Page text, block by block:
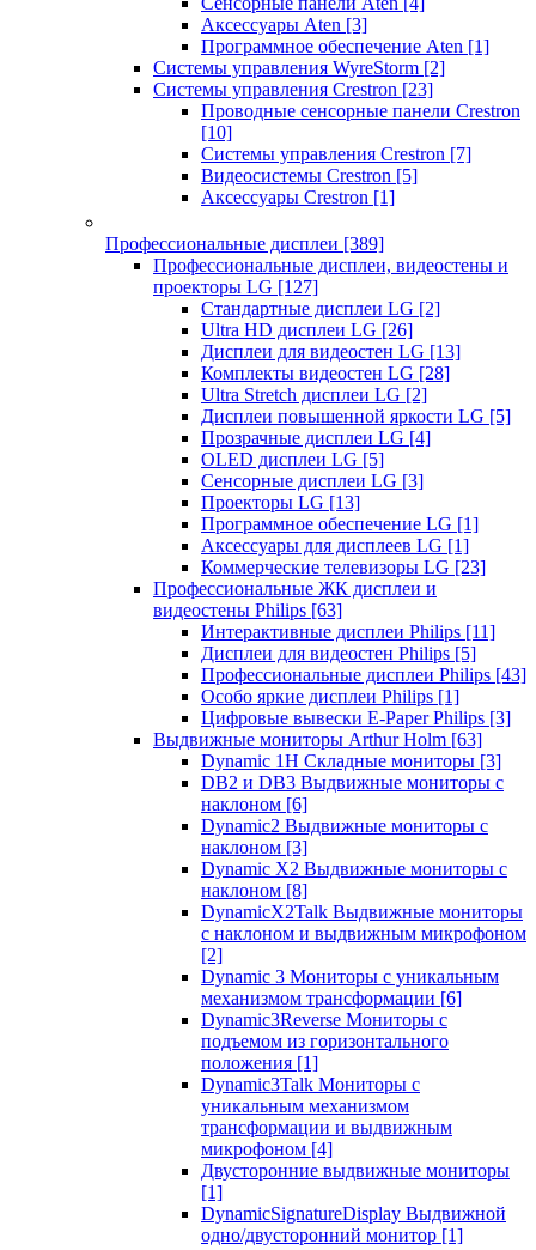
Аксессуары Aten [3]
Программное обеспечение Aten [1]
Системы управления WyreStorm [2]
Системы управления Crestron [23]
Проводные сенсорные панели Crestron
[10]
Системы управления Crestron [7]
Видеосистемы Crestron [5]
Аксессуары Crestron [1]
Профессиональные дисплеи [389]
Профессиональные дисплеи, видеостены и
проекторы LG [127]
Стандартные дисплеи LG [2]
Ultra HD дисплеи LG [26]
Дисплеи для видеостен LG [13]
Комплекты видеостен LG [28]
Ultra Stretch дисплеи LG [2]
Дисплеи повышенной яркости LG [5]
Прозрачные дисплеи LG [4]
OLED дисплеи LG [5]
Сенсорные дисплеи LG [3]
Проекторы LG [13]
Программное обеспечение LG [1]
Аксессуары для дисплеев LG [1]
Коммерческие телевизоры LG [23]
Профессиональные ЖК дисплеи и
видеостены Philips [63]
Интерактивные дисплеи Philips [11]
Дисплеи для видеостен Philips [5]
Профессиональные дисплеи Philips [43]
Особо яркие дисплеи Philips [1]
Цифровые вывески E-Paper Philips [3]
Выдвижные мониторы Arthur Holm [63]
Dynamic 1Н Складные мониторы [3]
DB2 и DB3 Выдвижные мониторы с
наклоном [6]
Dynamic2 Выдвижные мониторы с
наклоном [3]
Dynamic X2 Выдвижные мониторы с
наклоном [8]
DynamicX2Talk Выдвижные мониторы
с наклоном и выдвижным микрофоном
[2]
Dynamic 3 Мониторы с уникальным
механизмом трансформации [6]
Dynamic3Reverse Мониторы с
подъемом из горизонтального
положения [1]
Dynamic3Talk Мониторы с
уникальным механизмом
трансформации и выдвижным
микрофоном [4]
Двусторонние выдвижные мониторы
[1]
DynamicSignatureDisplay Выдвижной
одно/двусторонний монитор [1]